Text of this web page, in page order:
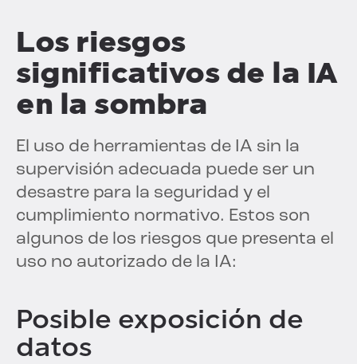
Los riesgos
significativos de la IA
en la sombra
El uso de herramientas de IA sin la
supervisión adecuada puede ser un
desastre para la seguridad y el
cumplimiento normativo. Estos son
algunos de los riesgos que presenta el
uso no autorizado de la IA:
Posible exposición de
datos